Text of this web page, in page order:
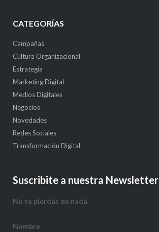
CATEGORÍAS
Campañas
Cultura Organizacional
Estrategia
Marketing Digital
Medios Digitales
Negocios
Novedades
Redes Sociales
Transformación Digital
Suscribite a nuestra Newsletter
No te pierdas de nada.
Nombre